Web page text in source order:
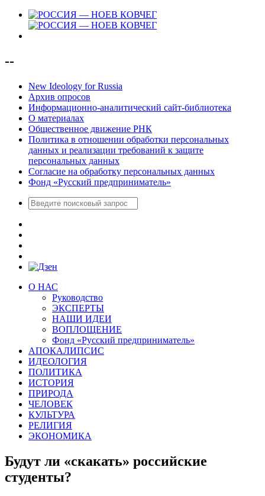
--
New Ideology for Russia
Архив опросов
Информационно-аналитический сайт-библиотека
О материалах
Общественное движение РНК
Политика в отношении обработки персональных
данных и реализации требований к защите
персональных данных
Согласие на обработку персональных данных
Фонд «Русский предприниматель»
О НАС
Руководство
ЭКСПЕРТЫ
НАШИ ИДЕИ
ВОПЛОЩЕНИЕ
Фонд «Русский предприниматель»
АПОКАЛИПСИС
ИДЕОЛОГИЯ
ПОЛИТИКА
ИСТОРИЯ
ПРИРОДА
ЧЕЛОВЕК
КУЛЬТУРА
РЕЛИГИЯ
ЭКОНОМИКА
Будут ли «скакать» российские
студенты?